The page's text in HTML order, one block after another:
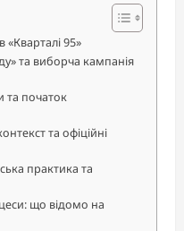
95»
та виборча кампанія
та початок
та офіційні
практика та
що відомо на